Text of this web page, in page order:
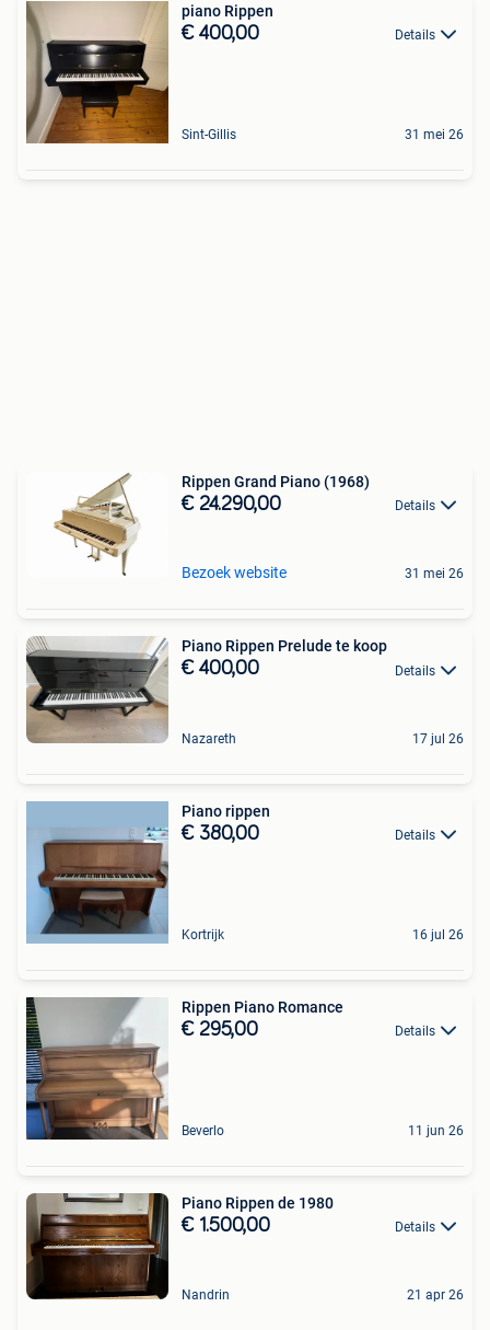
piano Rippen
€ 400,00 Details
Sint-Gillis 31 mei 26
Rippen Grand Piano (1968)
€ 24.290,00 Details
Bezoek website 31 mei 26
Piano Rippen Prelude te koop
€ 400,00 Details
Nazareth 17 jul 26
Piano rippen
€ 380,00 Details
Kortrijk 16 jul 26
Rippen Piano Romance
€ 295,00 Details
Beverlo 11 jun 26
Piano Rippen de 1980
€ 1.500,00 Details
Nandrin 21 apr 26